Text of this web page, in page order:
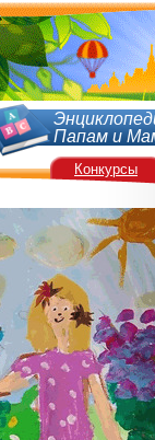
Папам и
Конкурсы